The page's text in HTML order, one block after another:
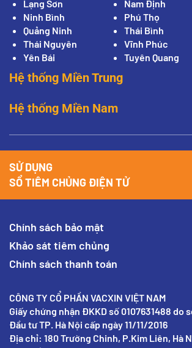
Lạng Sơn
Nam Định
Ninh Bình
Phú Thọ
Quảng Ninh
Thái Bình
Thái Nguyên
Vĩnh Phúc
Yên Bái
Tuyên Quang
Hệ thống Miền Trung
Hệ thống Miền Nam
Chính sách bảo mật
Khảo sát tiêm chủng
Chính sách thanh toán
CÔNG TY CỔ PHẦN VACXIN VIỆT NAM
Giấy chứng nhận ĐKKD số 0107631488 do
Đầu tư TP. Hà Nội cấp ngày 11/11/2016
Địa chỉ: 180 Trường Chinh, P.Kim Liên, Hà
SỬ DỤNG
SỔ TIÊM CHỦNG ĐIỆN TỬ